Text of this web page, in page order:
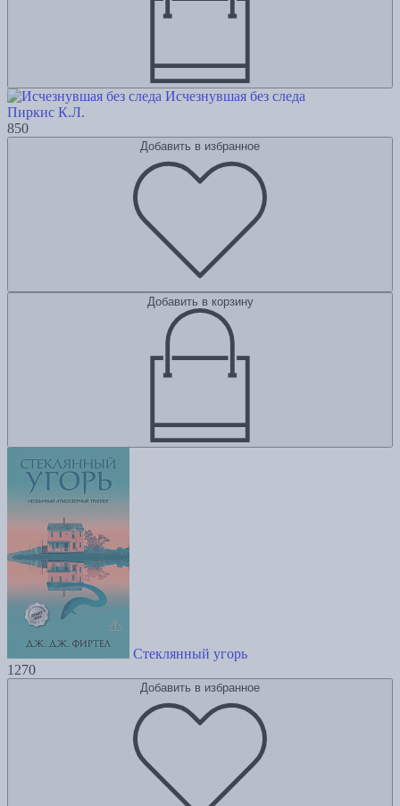
Исчезнувшая без следа
Пиркис К.Л.
850
Добавить в избранное
Добавить в корзину
Стеклянный угорь
1270
Добавить в избранное